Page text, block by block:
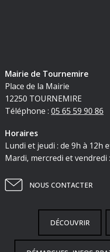
Mairie de Tournemire
Place de la Mairie
12250 TOURNEMIRE
Téléphone : 05 65 59 90 86
Horaires
Lundi et jeudi : de 9h à 12h
Mardi, mercredi et vendredi
NOUS CONTACTER
DÉCOUVRIR